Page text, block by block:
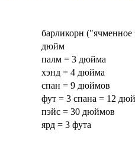
барликорн ("ячменное
дюйм
палм = 3 дюйма
хэнд = 4 дюйма
спан = 9 дюймов
фут = 3 спана = 12
пэйс = 30 дюймов
ярд = 3 фута